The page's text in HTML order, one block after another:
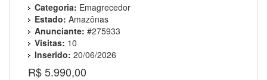
Categoria: Emagrecedor
Estado: Amazônas
Anunciante: #275933
Visitas: 10
Inserido: 20/06/2026
R$ 5.990,00